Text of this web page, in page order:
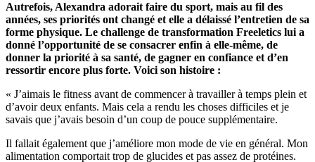
Autrefois, Alexandra adorait faire du sport, mais au fil des
années, ses priorités ont changé et elle a délaissé l’entretien de sa
forme physique. Le challenge de transformation Freeletics lui a
donné l’opportunité de se consacrer enfin à elle-même, de
donner la priorité à sa santé, de gagner en confiance et d’en
ressortir encore plus forte. Voici son histoire :
« J’aimais le fitness avant de commencer à travailler à temps plein et
d’avoir deux enfants. Mais cela a rendu les choses difficiles et je
savais que j’avais besoin d’un coup de pouce supplémentaire.
Il fallait également que j’améliore mon mode de vie en général. Mon
alimentation comportait trop de glucides et pas assez de protéines.